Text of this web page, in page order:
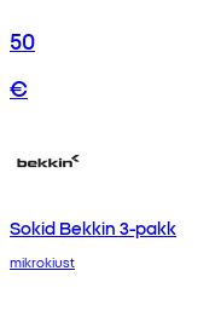
50
€
Sokid Bekkin 3-pakk
mikrokiust